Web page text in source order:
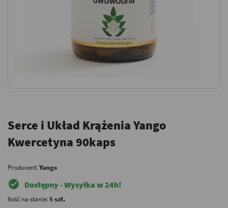
Serce i Układ Krążenia Yango
Kwercetyna 90kaps
Producent:Yango
check_circle Dostępny - Wysyłka w 24h!
Ilość na stanie:5 szt.